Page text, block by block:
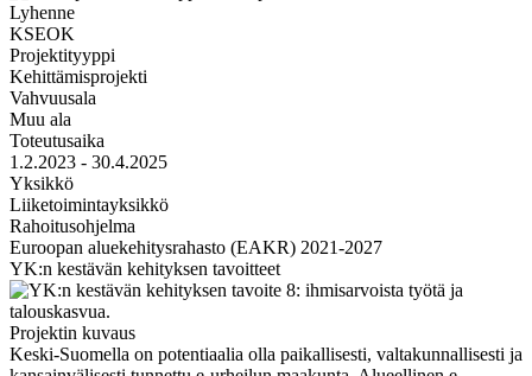
Lyhenne
KSEOK
Projektityyppi
Kehittämisprojekti
Vahvuusala
Muu ala
Toteutusaika
1.2.2023 - 30.4.2025
Yksikkö
Liiketoimintayksikkö
Rahoitusohjelma
Euroopan aluekehitysrahasto (EAKR) 2021-2027
YK:n kestävän kehityksen tavoitteet
Projektin kuvaus
Keski-Suomella on potentiaalia olla paikallisesti, valtakunnallisesti ja